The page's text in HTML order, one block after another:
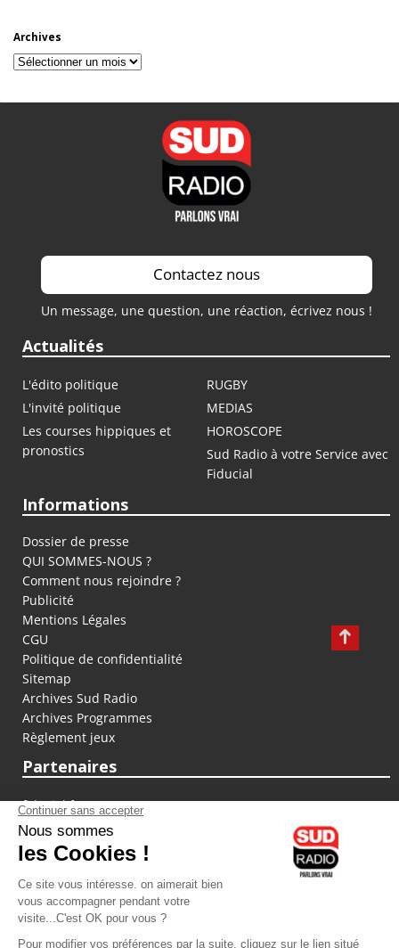
Archives
Archives
Contactez nous
Un message, une question, une réaction, écrivez nous !
Actualités
L'édito politique
RUGBY
L'invité politique
MEDIAS
Les courses hippiques et
pronostics
HOROSCOPE
Sud Radio à votre Service avec
Fiducial
Informations
Dossier de presse
QUI SOMMES-NOUS ?
Comment nous rejoindre ?
Publicité
Mentions Légales
CGU
Politique de confidentialité
Sitemap
Archives Sud Radio
Archives Programmes
Règlement jeux
Partenaires
fiducial.fr
lyoncapitale.fr
olympique-et-lyonnais.com
L'application Iphone / Android
Téléchargez l'application